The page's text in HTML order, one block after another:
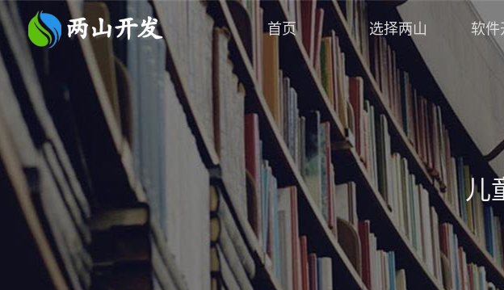
首页 选择两山 软件
儿